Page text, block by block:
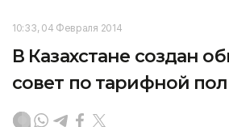
10:33, 04 Февраля 2014
В Казахстане создан
совет по тарифной